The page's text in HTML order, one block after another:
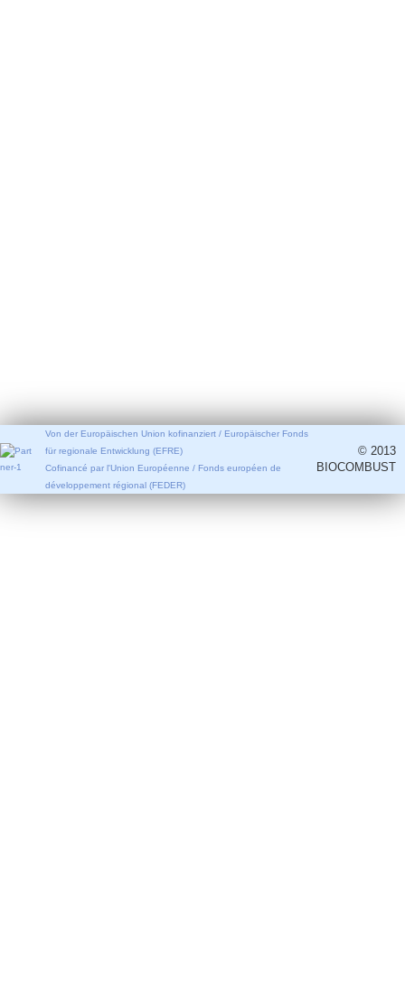
Von der Europäischen Union kofinanziert / Europäischer Fonds
für regionale Entwicklung (EFRE)
Cofinancé par l'Union Européenne / Fonds européen de
développement régional (FEDER)
© 2013
BIOCOMBUST